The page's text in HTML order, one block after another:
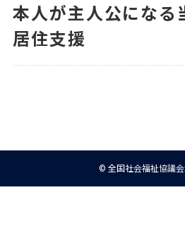
本人が主人公になる
居住支援
© 全国社会福祉協議